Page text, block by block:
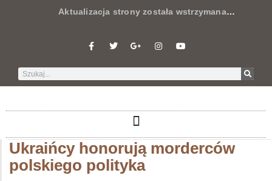
Aktualizacja strony została wstrzymana…
Ukraińcy honorują morderców
polskiego polityka